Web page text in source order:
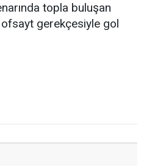
topla buluşan
gerekçesiyle gol